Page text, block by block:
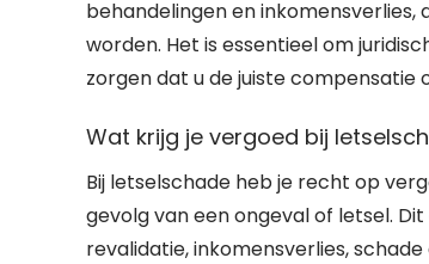
behandelingen en
worden. Het is essentieel om
zorgen dat u de juiste compensatie
Wat krijg je vergoed bij
Bij letselschade heb je recht op
gevolg van een ongeval of letsel.
revalidatie, inkomensverlies,